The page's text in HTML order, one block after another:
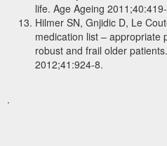
life. Age Ageing
Hilmer SN, Gnjidic D, Le
medication list – appropriate
robust and frail older
2012;41:924-8.
.